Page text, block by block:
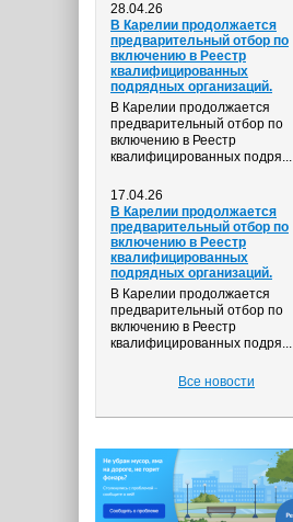
28.04.26
В Карелии продолжается
предварительный отбор по
включению в Реестр
квалифицированных
подрядных организаций.
В Карелии продолжается
предварительный отбор по
включению в Реестр
квалифицированных подря...
17.04.26
В Карелии продолжается
предварительный отбор по
включению в Реестр
квалифицированных
подрядных организаций.
В Карелии продолжается
предварительный отбор по
включению в Реестр
квалифицированных подря...
Все новости